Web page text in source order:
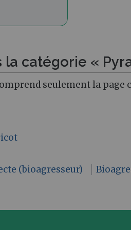
la catégorie «
seulement la page
(bioagresseur)